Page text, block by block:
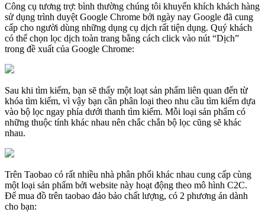
Công cụ tương trợ: bình thường chúng tôi khuyến khích khách hàng
sử dụng trình duyệt Google Chrome bởi ngày nay Google đã cung
cấp cho người dùng những dụng cụ dịch rất tiện dụng. Quý khách
có thể chọn lọc dịch toàn trang bằng cách click vào nút “Dịch”
trong đề xuất của Google Chrome:
Sau khi tìm kiếm, bạn sẽ thấy một loạt sản phẩm liên quan đến từ
khóa tìm kiếm, vì vậy bạn cần phân loại theo nhu cầu tìm kiếm dựa
vào bộ lọc ngay phía dưới thanh tìm kiếm. Mỗi loại sản phẩm có
những thuộc tính khác nhau nên chắc chắn bộ lọc cũng sẽ khác
nhau.
Trên Taobao có rất nhiều nhà phân phối khác nhau cung cấp cùng
một loại sản phẩm bởi website này hoạt động theo mô hình C2C.
Để mua đồ trên taobao đảo bảo chất lượng, có 2 phương án dành
cho bạn: